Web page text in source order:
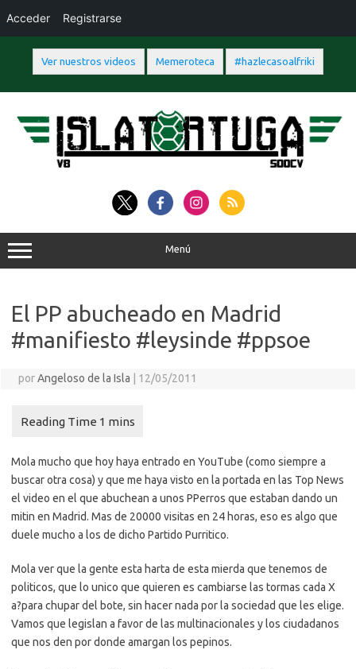
Ver nuestros videos Memeroteca #hazlecasoalfriki
contenido
Menú
El PP abucheado en Madrid
#manifiesto #leysinde #ppsoe
porAngeloso de la Isla 12/05/2011
Mola mucho que hoy haya entrado en YouTube (como siempre a
buscar otra cosa) y que me haya visto en la portada en las Top News
el video en el que abuchean a unos PPerros que estaban dando un
mitin en Madrid. Mas de 20000 visitas en 24 horas, eso es algo que
duele mucho a los de dicho Partido Purritico.
Mola ver que la gente esta harta de esta mierda que tenemos de
politicos, que lo unico que quieren es cambiarse las tormas cada X
a?para chupar del bote, sin hacer nada por la sociedad que les elige.
Vamos que legislan a favor de las multinacionales y los ciudadanos
que nos den por donde amargan los pepinos.
Acceder Registrarse